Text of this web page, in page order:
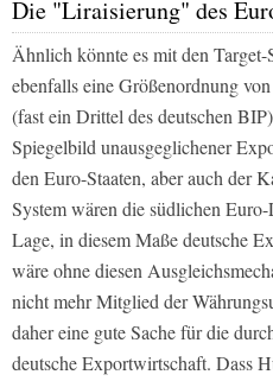
Die "Liraisierung" des
Ähnlich könnte es mit den
ebenfalls eine Größenordnung
(fast ein Drittel des deutschen
Spiegelbild unausgeglichener
den Euro-Staaten, aber auch der
System wären die südlichen
Lage, in diesem Maße deutsche
wäre ohne diesen
nicht mehr Mitglied der
daher eine gute Sache für die
deutsche Exportwirtschaft. Dass